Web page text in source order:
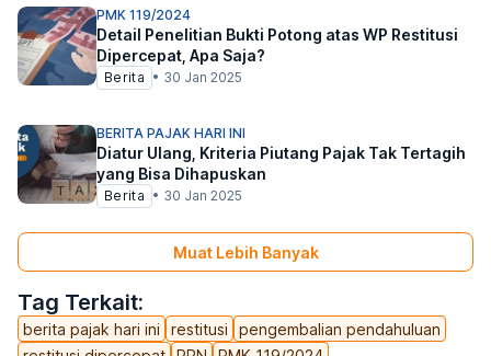
Tag Terkait:
berita pajak hari ini restitusi
pengembalian pendahuluan
PMK 119/2024
Detail Penelitian Bukti Potong atas WP Restitusi
Dipercepat, Apa Saja?
Berita • 30 Jan 2025
BERITA PAJAK HARI INI
Diatur Ulang, Kriteria Piutang Pajak Tak Tertagih
yang Bisa Dihapuskan
Berita • 30 Jan 2025
Muat Lebih Banyak